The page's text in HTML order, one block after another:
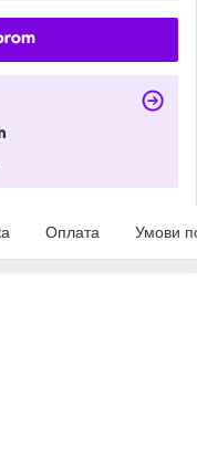
Оплата Умови